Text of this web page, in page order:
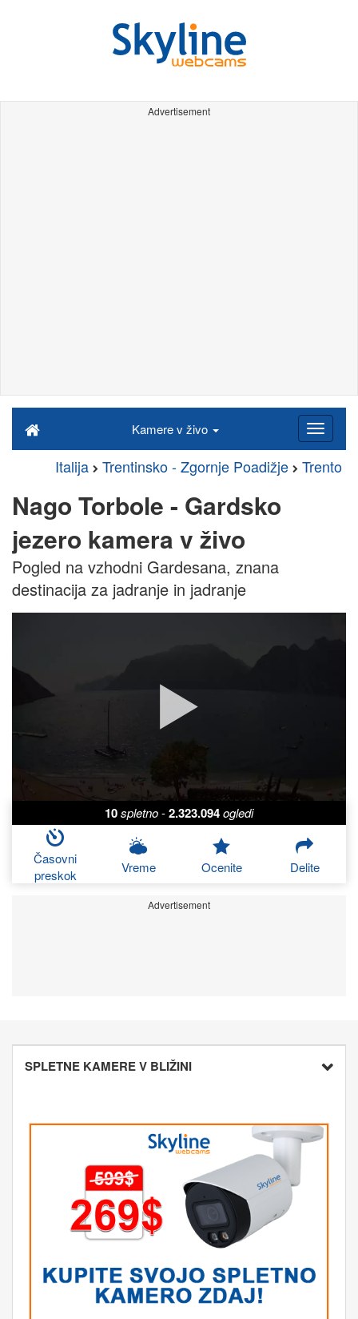
Advertisement
Kamere v živo
Italija Trentinsko - Zgornje Poadižje Trento
Nago Torbole - Gardsko
jezero kamera v živo
Pogled na vzhodni Gardesana, znana
destinacija za jadranje in jadranje
10spletno-2.323.094ogledi
Časovni
preskok
Vreme Ocenite Delite
Advertisement
SPLETNE KAMERE V BLIŽINI